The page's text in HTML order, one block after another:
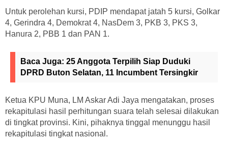
Untuk perolehan kursi, PDIP mendapat jatah 5 kursi, Golkar
4, Gerindra 4, Demokrat 4, NasDem 3, PKB 3, PKS 3,
Hanura 2, PBB 1 dan PAN 1.
Baca Juga: 25 Anggota Terpilih Siap Duduki
DPRD Buton Selatan, 11 Incumbent Tersingkir
Ketua KPU Muna, LM Askar Adi Jaya mengatakan, proses
rekapitulasi hasil perhitungan suara telah selesai dilakukan
di tingkat provinsi. Kini, pihaknya tinggal menunggu hasil
rekapitulasi tingkat nasional.